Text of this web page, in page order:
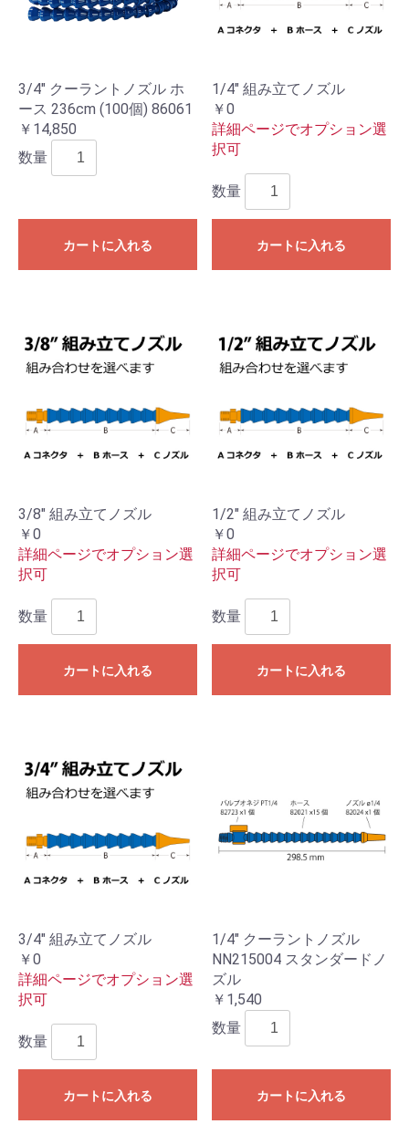
3/4" クーラントノズル ホ
ース 236cm (100個) 86061
￥14,850
数量
カートに入れる
1/4" 組み立てノズル
￥0
詳細ページでオプション選
択可
数量
カートに入れる
3/8" 組み立てノズル
￥0
詳細ページでオプション選
択可
数量
カートに入れる
1/2" 組み立てノズル
￥0
詳細ページでオプション選
択可
数量
カートに入れる
3/4" 組み立てノズル
￥0
詳細ページでオプション選
択可
数量
カートに入れる
1/4" クーラントノズル
NN215004 スタンダードノ
ズル
￥1,540
数量
カートに入れる